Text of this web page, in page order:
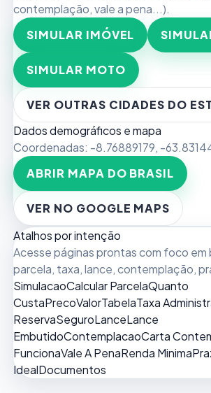
contemplação, vale a pena...).
SIMULAR IMÓVEL
SIMULAR MOTO
VER OUTRAS CIDADES DO
Dados demográficos e mapa
Coordenadas: -8.76889179, -
ABRIR MAPA DO BRASIL
VER NO GOOGLE MAPS
Atalhos por intenção
Acesse páginas prontas com foco em
parcela, taxa, lance, contemplação,
SimulacaoCalcular ParcelaQuanto
CustaPrecoValorTabelaTaxa
ReservaSeguroLanceLance
EmbutidoContemplacaoCarta
FuncionaVale A PenaRenda Minima
IdealDocumentos